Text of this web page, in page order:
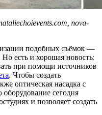
nova-
подобных съёмок —
есть и хорошая новость:
при помощи источников
. Чтобы создать
оптическая насадка с
сегодня
и позволяет создать